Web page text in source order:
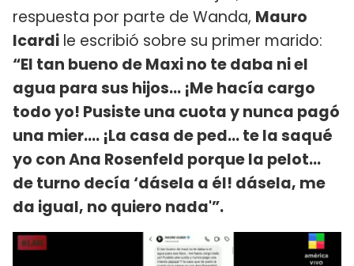
respuesta por parte de Wanda, Mauro
Icardi le escribió sobre su primer marido:
“El tan bueno de Maxi no te daba ni el
agua para sus hijos… ¡Me hacía cargo
todo yo! Pusiste una cuota y nunca pagó
una mier…. ¡La casa de ped… te la saqué
yo con Ana Rosenfeld porque la pelot…
de turno decía ‘dásela a él! dásela, me
da igual, no quiero nada'”.